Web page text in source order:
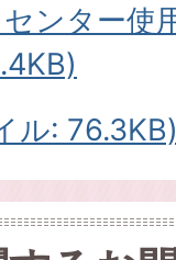
ンター使
ル: